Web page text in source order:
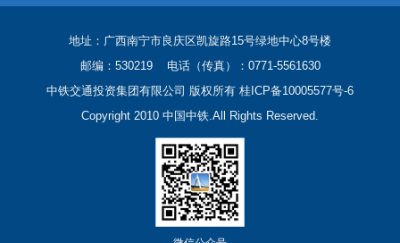
地址：广西南宁市良庆区凯旋路15号绿地中心8号楼
邮编：530219 电话（传真）：0771-5561630
中铁交通投资集团有限公司 版权所有 桂ICP备10005577号-6
Copyright 2010 中国中铁.All Rights Reserved.